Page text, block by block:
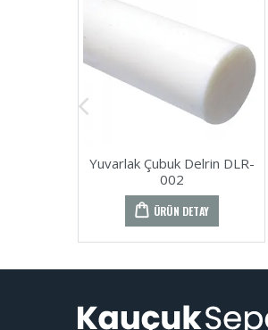
Yuvarlak Çubuk Delrin DLR-
002
ÜRÜN DETAY